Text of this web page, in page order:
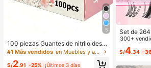
5
100 piezas Guantes de nitrilo dese
chables rosa, duraderos, impermea
bles, guantes duraderos, adecuado
s para cocina, tienda de tatuajes, s
#1 Más vendidos en Muebles y accesorios de patio&Suministros para
S/2.91 -25% ¡Últimos 3 días
Set de
izas de
llaje de
a un
300+
S/4.34 -